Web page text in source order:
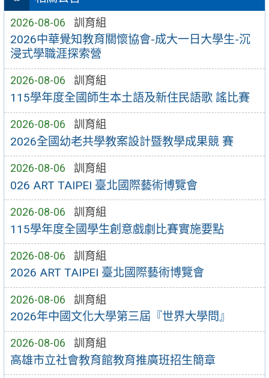
2026-08-06 訓育組
2026中華覺知教育關懷協會-成大一日大學生-沉
浸式學職涯探索營
2026-08-06 訓育組
115學年度全國師生本土語及新住民語歌 謠比賽
2026-08-06 訓育組
2026全國幼老共學教案設計暨教學成果競 賽
2026-08-06 訓育組
026 ART TAIPEI 臺北國際藝術博覽會
2026-08-06 訓育組
115學年度全國學生創意戲劇比賽實施要點
2026-08-06 訓育組
2026 ART TAIPEI 臺北國際藝術博覽會
2026-08-06 訓育組
2026年中國文化大學第三屆『世界大學問』
2026-08-06 訓育組
高雄市立社會教育館教育推廣班招生簡章